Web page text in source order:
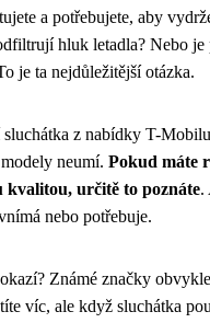
a potřebujete, aby
hluk letadla? Nebo je
je ta nejdůležitější otázka.
z nabídky T-
neumí. Pokud máte
kvalitou, určitě to poznáte.
nebo potřebuje.
Známé značky
víc, ale když sluchátka